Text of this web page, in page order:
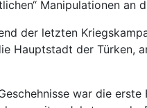
Manipulationen an
der letzten
Hauptstadt der Türken,
war die